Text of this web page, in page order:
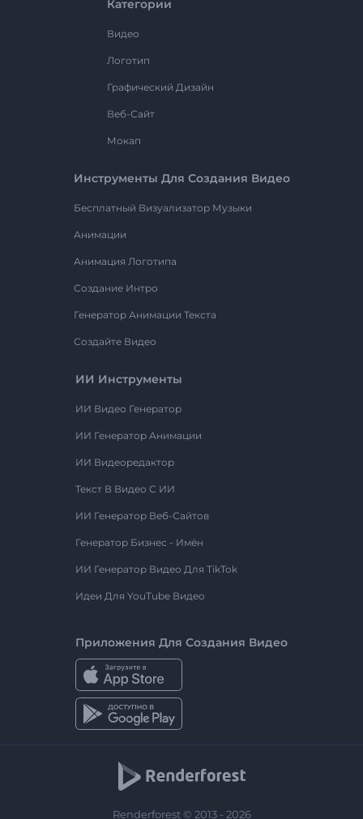
Категории
Видео
Логотип
Графический Дизайн
Веб-Сайт
Мокап
Инструменты Для Создания Видео
Бесплатный Визуализатор Музыки
Анимации
Анимация Логотипа
Создание Интро
Генератор Анимации Текста
Создайте Видео
ИИ Инструменты
ИИ Видео Генератор
ИИ Генератор Анимации
ИИ Видеоредактор
Текст В Видео С ИИ
ИИ Генератор Веб-Сайтов
Генератор Бизнес - Имён
ИИ Генератор Видео Для TikTok
Идеи Для YouTube Видео
Приложения Для Создания Видео
Renderforest © 2013 - 2026